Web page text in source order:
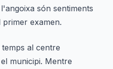
són sentiments
examen.
al centre
municipi. Mentre